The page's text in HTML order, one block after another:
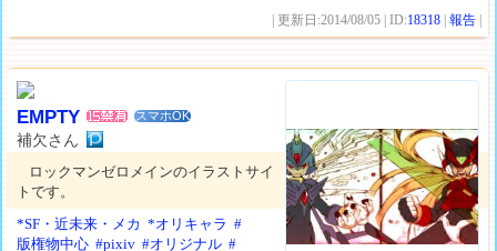
| 更新日:2014/08/05 | ID:18318 |報告
EMPTY スマホOK
補欠さん
ロックマンゼロメインのイラストサイ
トです。
*SF・近未来・メカ *オリキャラ #
版権物中心 #pixiv #オリジナル #